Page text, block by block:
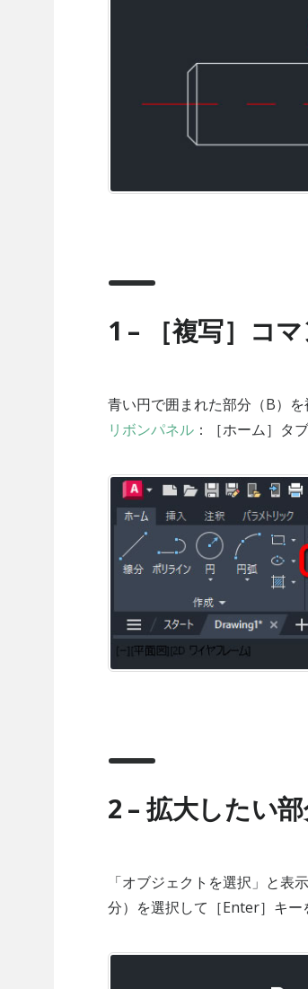
1 – ［複写］コ
青い円で囲まれた部分（B）
リボンパネル ：［ホーム］タ
2 – 拡大したい
「オブジェクトを選択」と表
分）を選択して［Enter］キー